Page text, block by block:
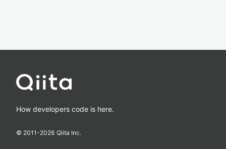
How developers code is here.
© 2011-2026 Qiita Inc.